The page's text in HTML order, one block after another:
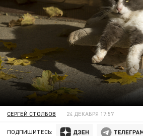
СЕРГЕЙ СТОЛБОВ 24 ДЕКАБРЯ 17:57
ПОДПИШИТЕСЬ: